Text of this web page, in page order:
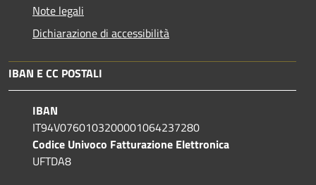
Note legali
Dichiarazione di accessibilità
IBAN E CC POSTALI
IBAN
IT94V0760103200001064237280
Codice Univoco Fatturazione Elettronica
UFTDA8